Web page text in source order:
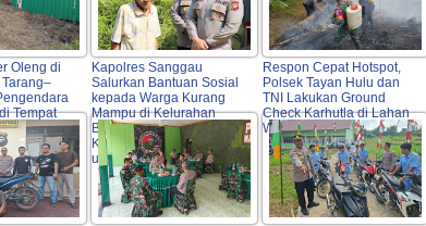
Oleng di
Tempat
Kapolres Sanggau
Salurkan Bantuan Sosial
kepada Warga Kurang
Mampu di Kelurahan
Bunut, Wujud Nyata
Kepedulian Polri Hadir
untuk Masyarakat
Respon Cepat Hotspot,
Polsek Tayan Hulu dan
TNI Lakukan Ground
Check Karhutla di Lahan
Warga